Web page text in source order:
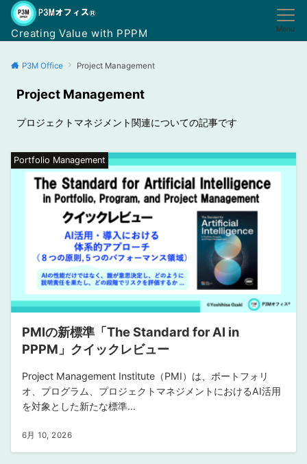
Creating Value with PPPM Menu
P3M Office Project Management
Project Management
プロジェクトマネジメント関連についての記事です
Portfolio Management
PMIの新標準「The Standard for AI in
PPPM」クイックレビュー
Project Management Institute（PMI）は、ポートフォリ
オ、プログラム、プロジェクトマネジメントにおけるAI活用
を対象とした新たな標準...
6月 10, 2026